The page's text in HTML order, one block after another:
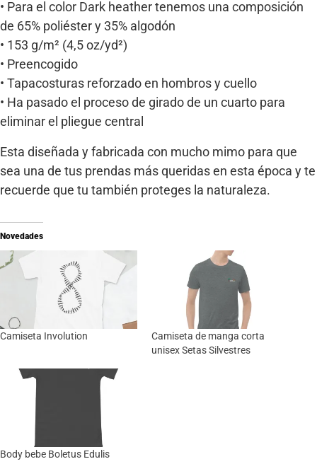
• Para el color Dark heather tenemos una composición
de 65% poliéster y 35% algodón
• 153 g/m² (4,5 oz/yd²)
• Preencogido
• Tapacosturas reforzado en hombros y cuello
• Ha pasado el proceso de girado de un cuarto para
eliminar el pliegue central
Esta diseñada y fabricada con mucho mimo para que
sea una de tus prendas más queridas en esta época y te
recuerde que tu también proteges la naturaleza.
Novedades
Camiseta Involution
Camiseta de manga corta
unisex Setas Silvestres
Body bebe Boletus Edulis